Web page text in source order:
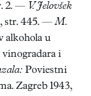
2. — V. Jelovšek
str. 445. —M.
alkohola u
i
Poviestni
Zagreb 1943,